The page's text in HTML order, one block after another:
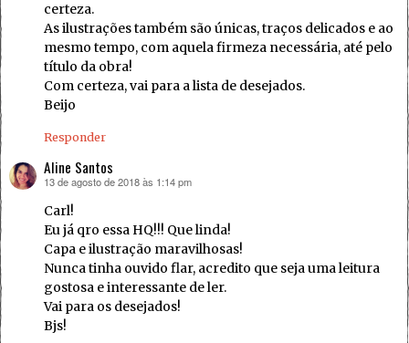
certeza.
As ilustrações também são únicas, traços delicados e ao
mesmo tempo, com aquela firmeza necessária, até pelo
título da obra!
Com certeza, vai para a lista de desejados.
Beijo
Responder
Aline Santos
disse:
13 de agosto de 2018 às 1:14 pm
Carl!
Eu já qro essa HQ!!! Que linda!
Capa e ilustração maravilhosas!
Nunca tinha ouvido flar, acredito que seja uma leitura
gostosa e interessante de ler.
Vai para os desejados!
Bjs!